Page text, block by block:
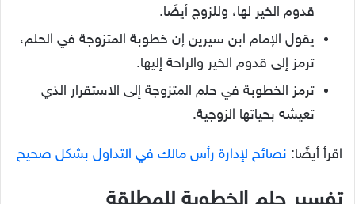
قدوم الخير لها، وللزوج أيضًا.
يقول الإمام ابن سيرين إن خطوبة المتزوجة في الحلم،
ترمز إلى قدوم الخير والراحة إليها.
ترمز الخطوبة في حلم المتزوجة إلى الاستقرار الذي
تعيشه بحياتها الزوجية.
اقرأ أيضًا: نصائح لإدارة رأس مالك في التداول بشكل صحيح